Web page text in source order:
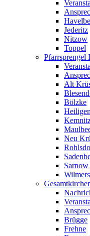
Jederitz
Nitzow
Toppel
Pfarrsprengel
Alt
Bölzke
Neu
Sarnow
Brügge
Frehne